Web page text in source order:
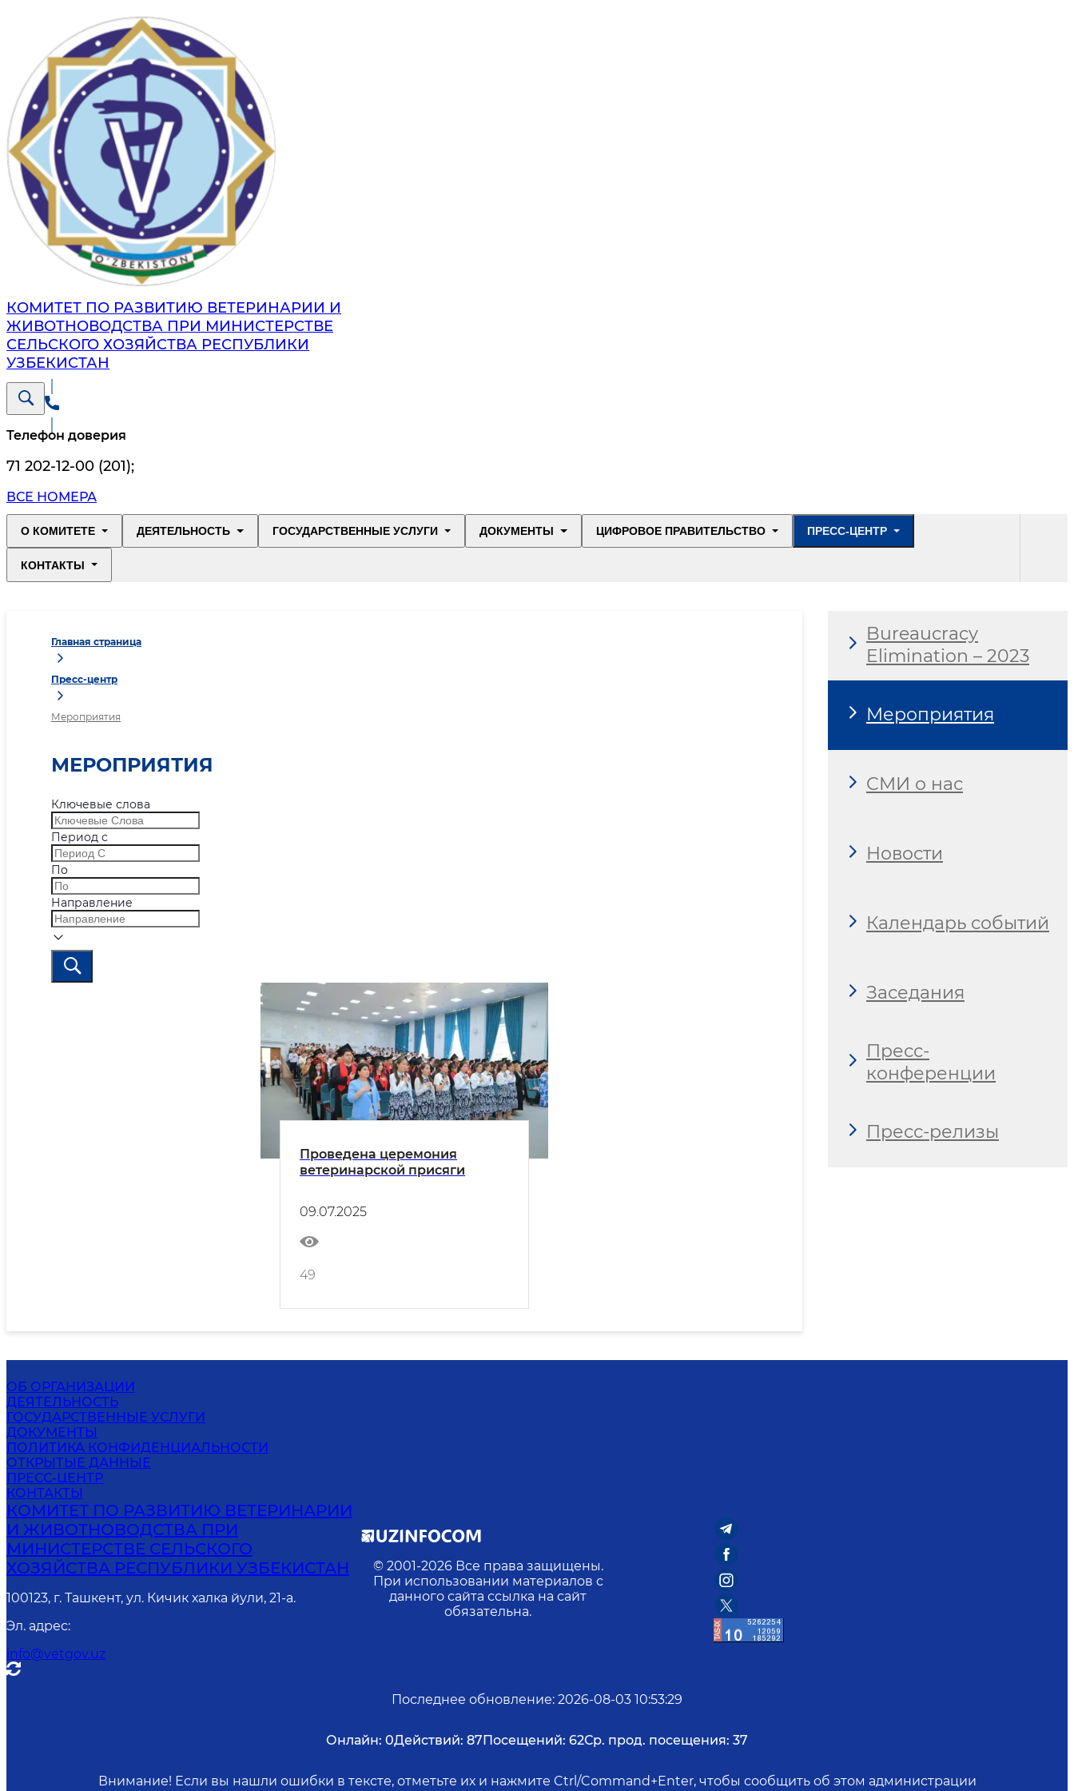
КОМИТЕТ ПО РАЗВИТИЮ ВЕТЕРИНАРИИ И
ЖИВОТНОВОДСТВА ПРИ МИНИСТЕРСТВЕ
СЕЛЬСКОГО ХОЗЯЙСТВА РЕСПУБЛИКИ
УЗБЕКИСТАН
Телефон доверия
71 202-12-00 (201);
ВСЕ НОМЕРА
О КОМИТЕТЕ ДЕЯТЕЛЬНОСТЬ ГОСУДАРСТВЕННЫЕ УСЛУГИ ДОКУМЕНТЫ ЦИФРОВОЕ ПРАВИТЕЛЬСТВО ПРЕСС-ЦЕНТР
КОНТАКТЫ
Главная страница
Пресс-центр
Мероприятия
МЕРОПРИЯТИЯ
Ключевые слова
Период с
По
Направление
Проведена церемония
ветеринарской присяги
09.07.2025
49
Bureaucracy
Elimination – 2023
Мероприятия
СМИ о нас
Новости
Календарь событий
Заседания
Пресс-
конференции
Пресс-релизы
ОБ ОРГАНИЗАЦИИ
ДЕЯТЕЛЬНОСТЬ
ГОСУДАРСТВЕННЫЕ УСЛУГИ
ДОКУМЕНТЫ
ПОЛИТИКА КОНФИДЕНЦИАЛЬНОСТИ
ОТКРЫТЫЕ ДАННЫЕ
ПРЕСС-ЦЕНТР
КОНТАКТЫ
КОМИТЕТ ПО РАЗВИТИЮ ВЕТЕРИНАРИИ
И ЖИВОТНОВОДСТВА ПРИ
МИНИСТЕРСТВЕ СЕЛЬСКОГО
ХОЗЯЙСТВА РЕСПУБЛИКИ УЗБЕКИСТАН
100123, г. Ташкент, ул. Кичик халка йули, 21-а.
Эл. адрес:
info@vetgov.uz
© 2001-2026 Все права защищены.
При использовании материалов с
данного сайта ссылка на сайт
обязательна.
Последнее обновление: 2026-08-03 10:53:29
Онлайн: 0Действий: 87Посещений: 62Ср. прод. посещения: 37
Внимание! Если вы нашли ошибки в тексте, отметьте их и нажмите Ctrl/Command+Enter, чтобы сообщить об этом администрации